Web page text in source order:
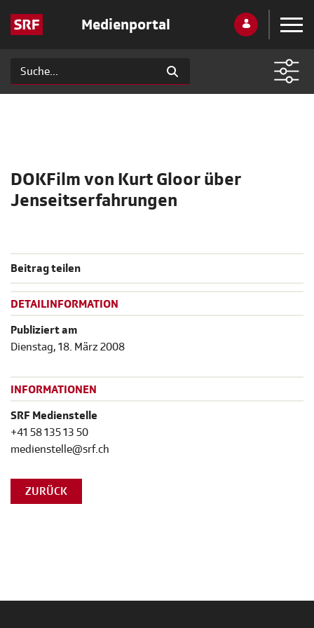
Medienportal
DOKFilm von Kurt Gloor über
Jenseitserfahrungen
Beitrag teilen
DETAILINFORMATION
Publiziert am
Dienstag, 18. März 2008
INFORMATIONEN
SRF Medienstelle
+41 58 135 13 50
medienstelle@srf.ch
ZURÜCK